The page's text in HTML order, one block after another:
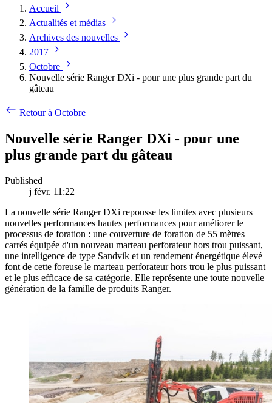
Accueil
Actualités et médias
Archives des nouvelles
2017
Octobre
Nouvelle série Ranger DXi - pour une plus grande part du
gâteau
Retour à Octobre
Nouvelle série Ranger DXi - pour une
plus grande part du gâteau
Published
j févr. 11:22
La nouvelle série Ranger DXi repousse les limites avec plusieurs
nouvelles performances hautes performances pour améliorer le
processus de foration : une couverture de foration de 55 mètres
carrés équipée d'un nouveau marteau perforateur hors trou puissant,
une intelligence de type Sandvik et un rendement énergétique élevé
font de cette foreuse le marteau perforateur hors trou le plus puissant
et le plus efficace de sa catégorie. Elle représente une toute nouvelle
génération de la famille de produits Ranger.